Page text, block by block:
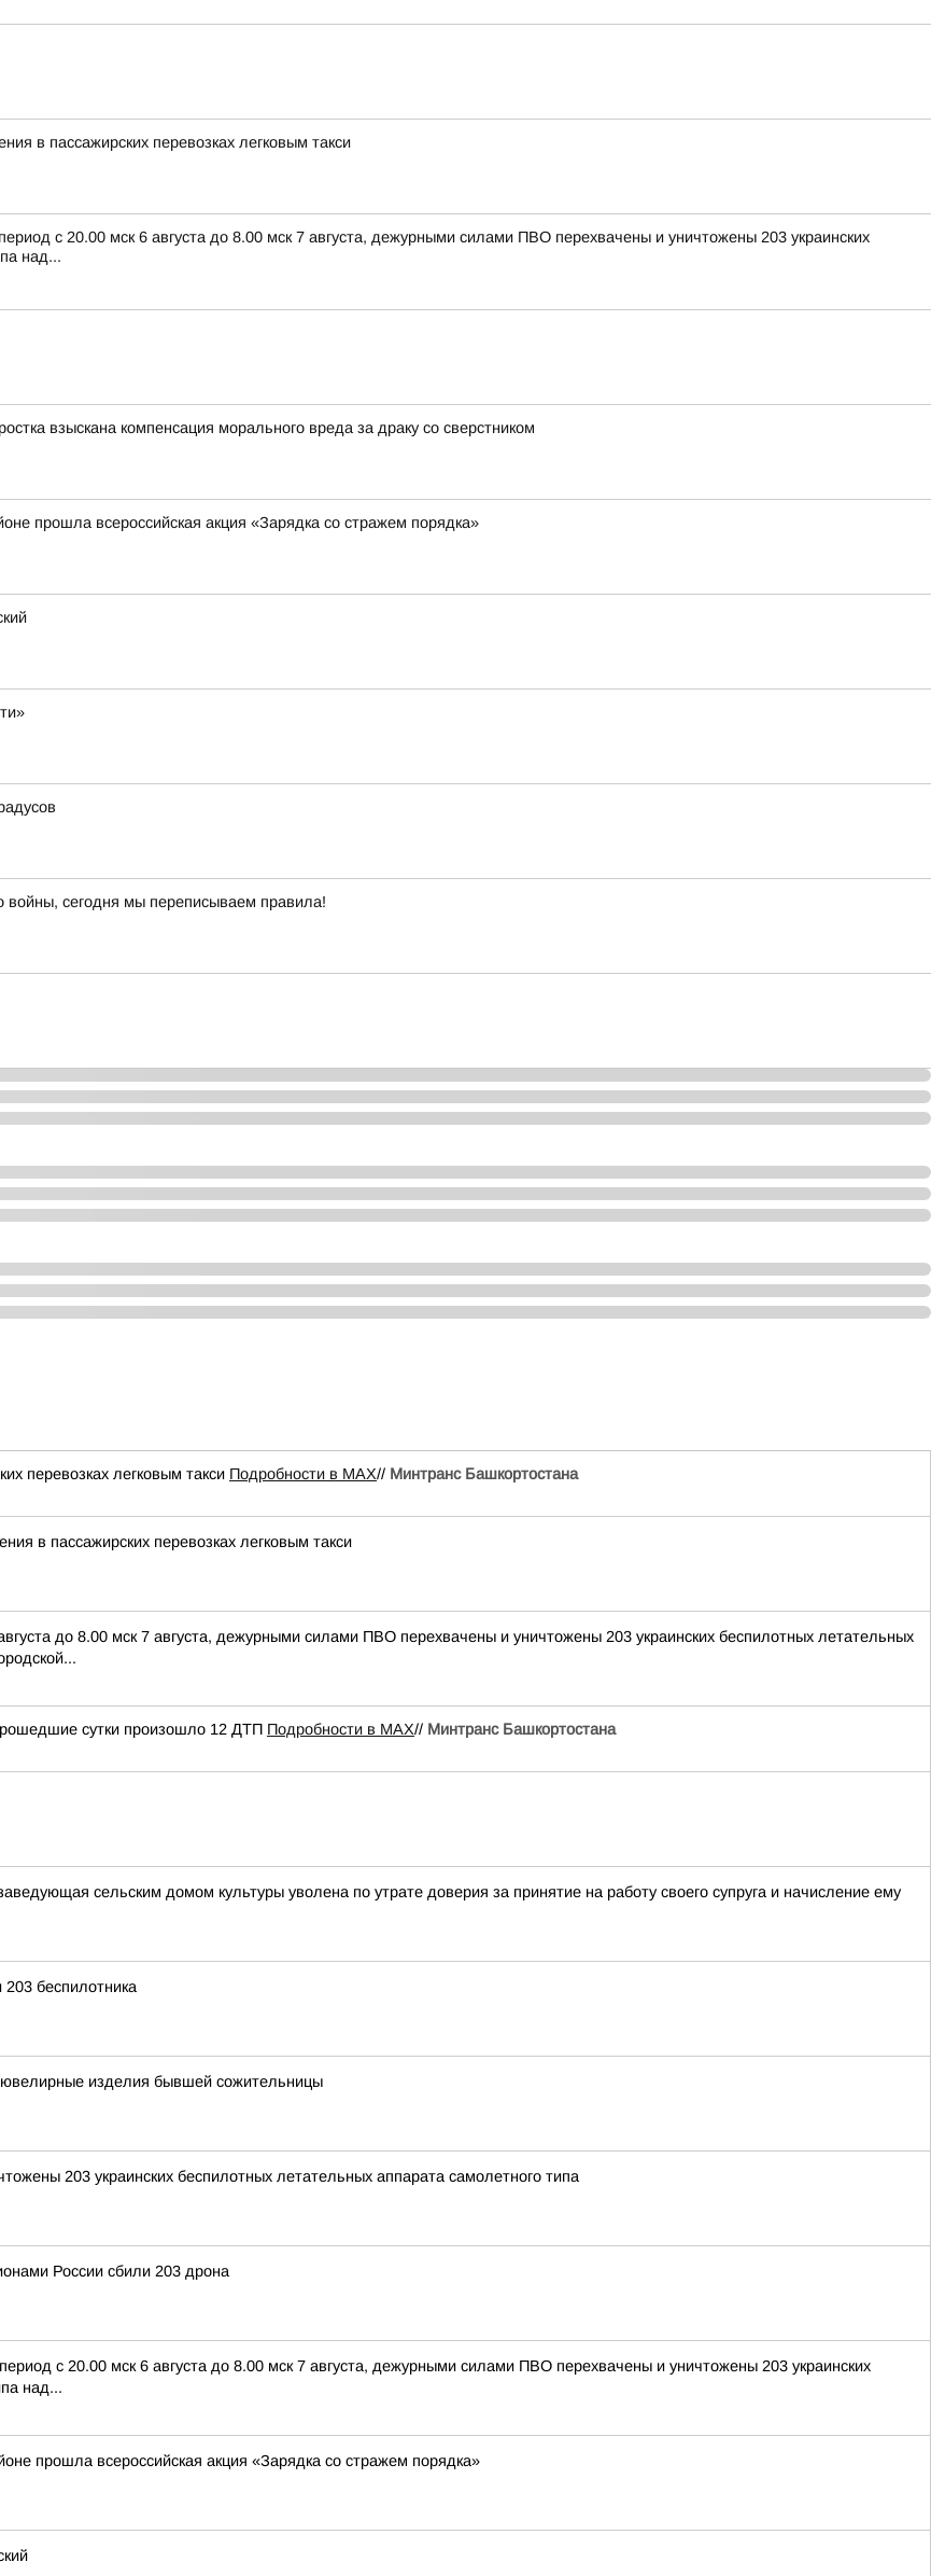
в пассажирских перевозках легковым такси
с 20.00 мск 6 августа до 8.00 мск 7 августа, дежурными силами ПВО перехвачены и уничтожены 203 украинских
над...
взыскана компенсация морального вреда за драку со сверстником
прошла всероссийская акция «Зарядка со стражем порядка»
войны, сегодня мы переписываем правила!
перевозках легковым такси Подробности в MAX// Минтранс Башкортостана
в пассажирских перевозках легковым такси
до 8.00 мск 7 августа, дежурными силами ПВО перехвачены и уничтожены 203 украинских беспилотных летательных
сутки произошло 12 ДТП Подробности в MAX// Минтранс Башкортостана
сельским домом культуры уволена по утрате доверия за принятие на работу своего супруга и начисление ему
беспилотника
изделия бывшей сожительницы
203 украинских беспилотных летательных аппарата самолетного типа
России сбили 203 дрона
с 20.00 мск 6 августа до 8.00 мск 7 августа, дежурными силами ПВО перехвачены и уничтожены 203 украинских
над...
прошла всероссийская акция «Зарядка со стражем порядка»